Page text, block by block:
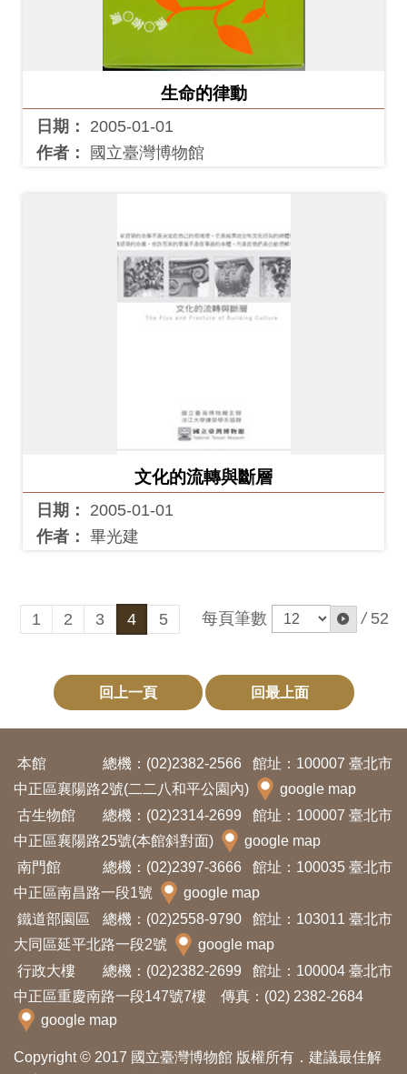
生命的律動
日期：
2005-01-01
作者：
國立臺灣博物館
文化的流轉與斷層
日期：
2005-01-01
作者： 畢光建
1 2 3 4 5 每頁筆數 / 52
回上一頁 回最上面
本館 總機：(02)2382-2566
館址：100007 臺北市
中正區襄陽路2號(二二八和平公園內)
google map
古生物館
總機：(02)2314-2699
館址：100007 臺北市
中正區襄陽路25號(本館斜對面)
google map
南門館
總機：(02)2397-3666
館址：100035 臺北市
中正區南昌路一段1號
google map
鐵道部園區
總機：(02)2558-9790
館址：103011 臺北市
大同區延平北路一段2號
google map
行政大樓
總機：(02)2382-2699
館址：100004 臺北市
中正區重慶南路一段147號7樓 傳真：(02) 2382-2684
google map
Copyright © 2017 國立臺灣博物館 版權所有．建議最佳解